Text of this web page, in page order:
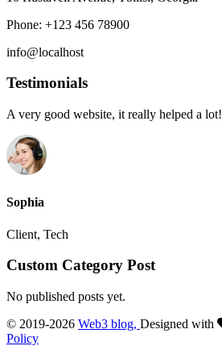
Phone: +123 456 78900
info@localhost
Testimonials
A very good website, it really helped a lot!
Sophia
Client, Tech
Custom Category Post
No published posts yet.
© 2019-2026 Web3 blog, Designed with
Policy